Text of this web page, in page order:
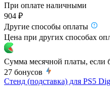
При оплате наличными
904 ₽
Другие способы оплаты
Цена при других способах
Сумма месячной платы, если
27 бонусов
Стенд (подставка) для PS5